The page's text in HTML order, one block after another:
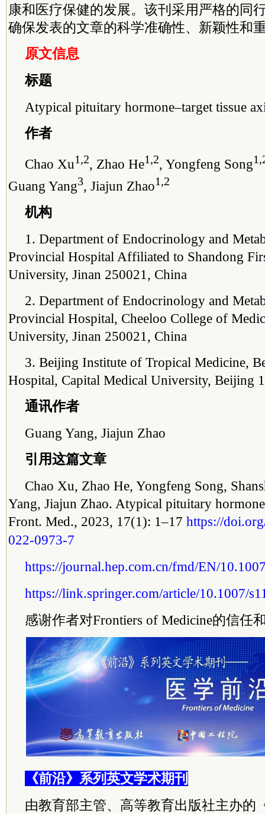
康和医疗保健的发展。该刊采用严格的同
确保发表的文章的科学准确性、新颖性和
原文信息
标题
Atypical pituitary hormone–target tissue
作者
Chao Xu1,2, Zhao He1,2, Yongfeng Song
Guang Yang3, Jiajun Zhao1,2
机构
1. Department of Endocrinology and
Provincial Hospital Affiliated to Shandong
University, Jinan 250021, China
2. Department of Endocrinology and
Provincial Hospital, Cheeloo College of
University, Jinan 250021, China
3. Beijing Institute of Tropical Medicine,
Hospital, Capital Medical University, Beijing
通讯作者
Guang Yang, Jiajun Zhao
引用这篇文章
Chao Xu, Zhao He, Yongfeng Song,
Yang, Jiajun Zhao. Atypical pituitary
Front. Med., 2023, 17(1): 1–17 https://
022-0973-7
https://journal.hep.com.cn/fmd/EN/
https://link.springer.com/article/10.1007/
感谢作者对Frontiers of Medicine的信任
《前沿》系列英文学术期刊
由教育部主管、高等教育出版社主办的